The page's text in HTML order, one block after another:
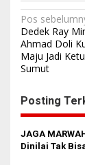
N
a
v
g
a
s
Pos
Dedek Ray
Ahmad Doli
Maju Jadi
Sumut
Posting
JAGA
Dinilai Tak